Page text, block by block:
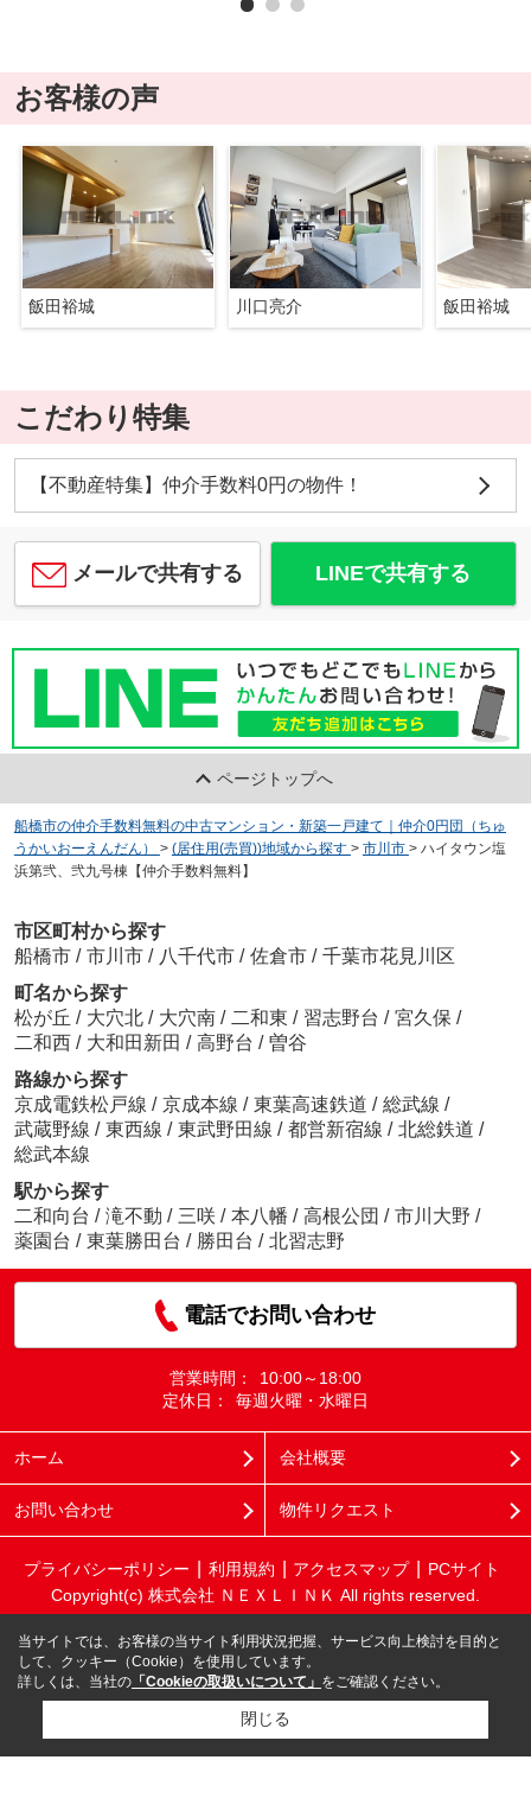
お客様の声
飯田裕城 川口亮介 飯田裕城
こだわり特集
【不動産特集】仲介手数料0円の物件！
メールで共有する LINEで共有する
ページトップへ
船橋市の仲介手数料無料の中古マンション・新築一戸建て｜仲介0円団（ちゅ
うかいおーえんだん）
> (居住用(売買))地域から探す > 市川市 > ハイタウン塩
浜第弐、弐九号棟【仲介手数料無料】
市区町村から探す
船橋市 / 市川市 / 八千代市 / 佐倉市 / 千葉市花見川区
町名から探す
松が丘 / 大穴北 / 大穴南 / 二和東 / 習志野台 / 宮久保 /
二和西 / 大和田新田 / 高野台 / 曽谷
路線から探す
京成電鉄松戸線 / 京成本線 / 東葉高速鉄道 / 総武線 /
武蔵野線 / 東西線 / 東武野田線 / 都営新宿線 / 北総鉄道 /
総武本線
駅から探す
二和向台 / 滝不動 / 三咲 / 本八幡 / 高根公団 / 市川大野 /
薬園台 / 東葉勝田台 / 勝田台 / 北習志野
電話でお問い合わせ
営業時間：
10:00～18:00
定休日：
毎週火曜・水曜日
ホーム 会社概要
お問い合わせ 物件リクエスト
プライバシーポリシー 利用規約 アクセスマップ
PCサイト
Copyright(c) 株式会社 ＮＥＸＬＩＮＫ All rights reserved.
当サイトでは、お客様の当サイト利用状況把握、サービス向上検討を目的と
して、クッキー（Cookie）を使用しています。
詳しくは、当社の 「Cookieの取扱いについて」 をご確認ください。
閉じる